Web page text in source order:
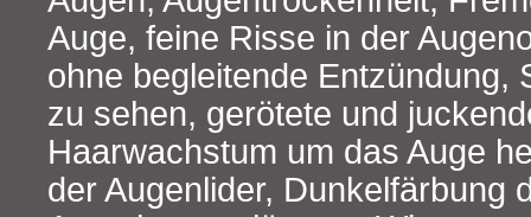
Auge, feine Risse in der
ohne begleitende Entzündung,
zu sehen, gerötete und
Haarwachstum um das Auge
der Augenlider, Dunkelfärbung